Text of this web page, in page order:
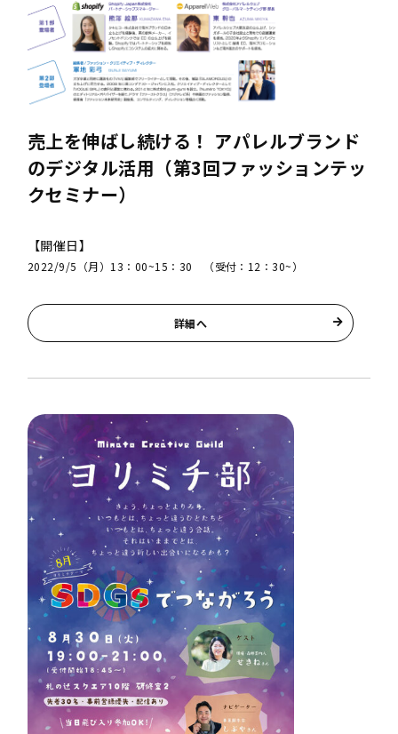
売上を伸ばし続ける！ アパレルブランド
のデジタル活用（第3回ファッションテッ
クセミナー）
【開催日】
2022/9/5（月）13：00~15：30 （受付：12：30~）
詳細へ